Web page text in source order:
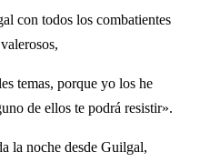
con todos los combatientes
temas, porque yo los he
de ellos te podrá resistir».
la noche desde Guilgal,